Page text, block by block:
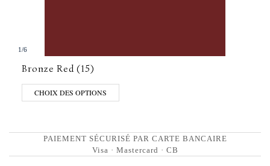
1/6
Bronze Red (15)
CHOIX DES OPTIONS
PAIEMENT SÉCURISÉ PAR CARTE BANCAIRE
Visa · Mastercard · CB